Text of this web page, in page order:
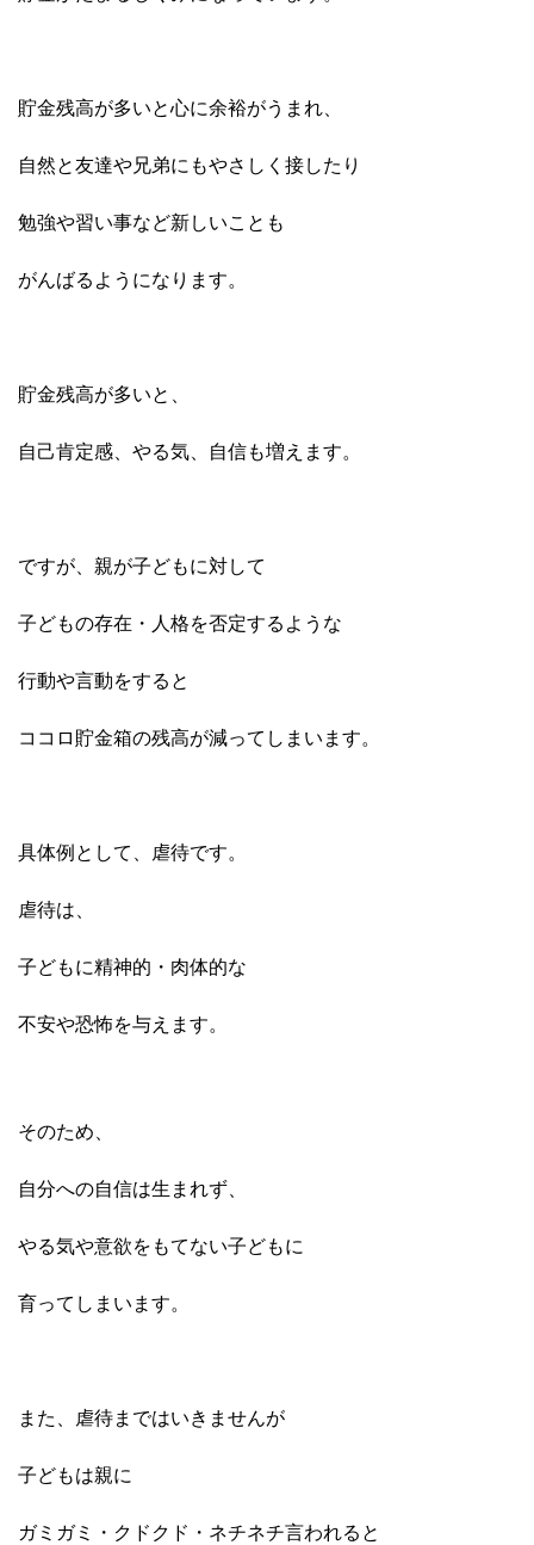
貯金残高が多いと心に余裕がうまれ、
自然と友達や兄弟にもやさしく接したり
勉強や習い事など新しいことも
がんばるようになります。
貯金残高が多いと、
自己肯定感、やる気、自信も増えます。
ですが、親が子どもに対して
子どもの存在・人格を否定するような
行動や言動をすると
ココロ貯金箱の残高が減ってしまいます。
具体例として、虐待です。
虐待は、
子どもに精神的・肉体的な
不安や恐怖を与えます。
そのため、
自分への自信は生まれず、
やる気や意欲を もてない子どもに
育ってしまいます。
また、虐待まではいきませんが
子どもは親に
ガミガミ・クドクド・ネチネチ言われると